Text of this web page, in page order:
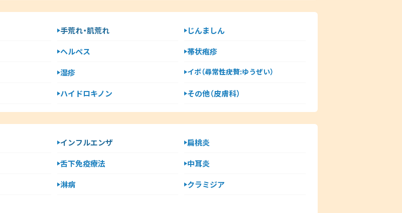
手荒れ・肌荒れ
じんましん
ヘルペス
帯状疱疹
湿疹 イボ（尋常性疣贅:ゆうぜい）
ハイドロキノン その他（皮膚科）
インフルエンザ
扁桃炎
舌下免疫療法
中耳炎
淋病
クラミジア